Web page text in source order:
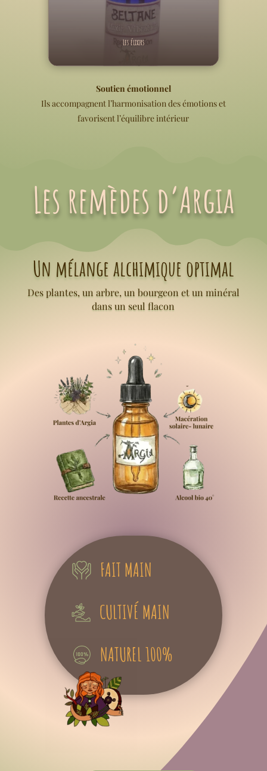
Les élixirs
Soutien émotionnel
Ils accompagnent l’harmonisation des émotions et
favorisent l’équilibre intérieur
Les remèdes d’Argia
Un mélange alchimique optimal
Des plantes, un arbre, un bourgeon et un minéral
dans un seul flacon
FAIT MAIN
CULTIVÉ MAIN
NATUREL 100%